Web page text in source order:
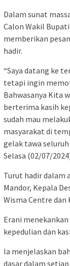
Dalam sunat
Calon Wakil Bupati
memberikan
hadir.
“Saya datang ke
tetapi ingin
Bahwasanya Kita
berterima kasih
sudah mau
masyarakat di
gelak tawa
Selasa (02/07/
Turut hadir dalam
Mandor, Kepala
Wisma Centre dan
Erani
kepedulian dan
Ia menjelaskan
dasar dalam